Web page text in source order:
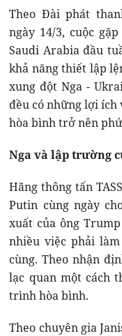
Theo Đài phát
ngày 14/3, cuộc
Saudi Arabia đầu
khả năng thiết lập
xung đột Nga -
đều có những lợi
hòa bình trở nên
Nga và lập trường
Hãng thông tấn
Putin cùng ngày
xuất của ông
nhiều việc phải
cùng. Theo nhận
lạc quan một cách
trình hòa bình.
Theo chuyên gia